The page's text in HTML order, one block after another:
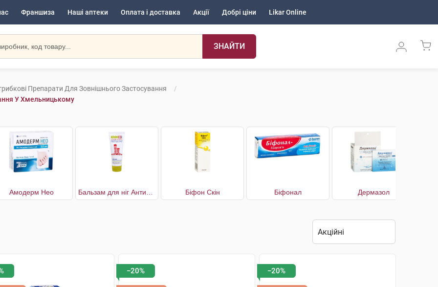
Франшиза Наші аптеки Оплата і доставка Акції Добрі ціни Likar Online
ЗНАЙТИ
Препарати Для Зовнішнього Застосування
У Хмельницькому
Амодерм Нео Біфон Скін Біфонал Дермазол
−20% −20%